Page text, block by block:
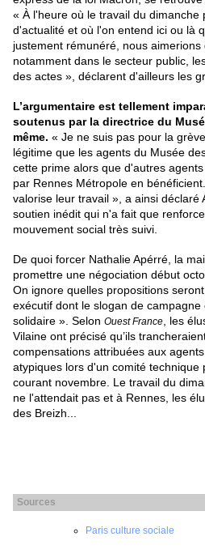
« À l'heure où le travail du dimanche
d'actualité et où l'on entend ici ou là
justement rémunéré, nous aimerions
notamment dans le secteur public,
des actes », déclarent d'ailleurs les
L’argumentaire est tellement
soutenus par la directrice du
même. « Je ne suis pas pour la
légitime que les agents du Musée
cette prime alors que d'autres
par Rennes Métropole en
valorise leur travail », a ainsi déclaré
soutien inédit qui n'a fait que
mouvement social très suivi.
De quoi forcer Nathalie Apérré, la
promettre une négociation début
On ignore quelles propositions
exécutif dont le slogan de
solidaire ». Selon Ouest France , les
Vilaine ont précisé qu’ils
compensations attribuées aux
atypiques lors d'un comité technique
courant novembre. Le travail du
ne l'attendait pas et à Rennes, les
des Breizh...
Sources
Paris culture sociale